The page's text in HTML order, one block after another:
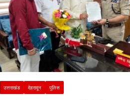
उत्तराखंड देहरादून पुलिस